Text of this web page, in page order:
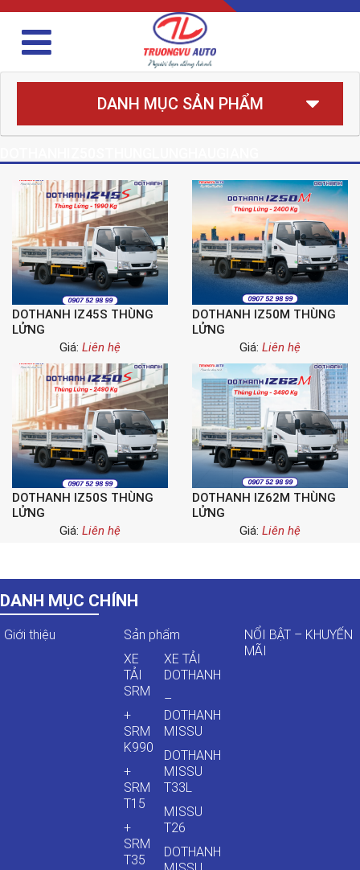
DANH MỤC SẢN PHẨM
DOTHANH IZ45S THÙNG
LỬNG
Giá: Liên hệ
DOTHANH IZ50M THÙNG
LỬNG
Giá: Liên hệ
DOTHANH IZ50S THÙNG
LỬNG
Giá: Liên hệ
DOTHANH IZ62M THÙNG
LỬNG
Giá: Liên hệ
DANH MỤC CHÍNH
Giới thiệu
Sản phẩm
XE
TẢI
SRM
+
SRM
K990
+
SRM
T15
+
SRM
T35
XE TẢI
DOTHANH
–
DOTHANH
MISSU
DOTHANH
MISSU
T33L
MISSU
T26
DOTHANH
NỔI BẬT – KHUYẾN
MÃI